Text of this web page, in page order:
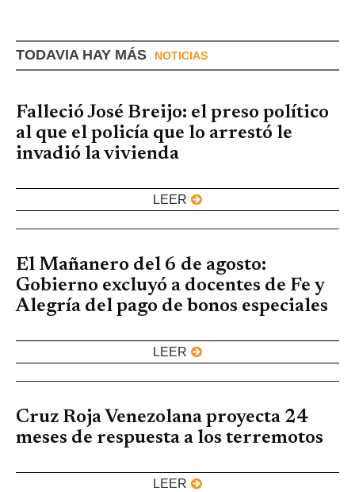
TODAVIA HAY MÁS NOTICIAS
Falleció José Breijo: el preso político
al que el policía que lo arrestó le
invadió la vivienda
LEER
El Mañanero del 6 de agosto:
Gobierno excluyó a docentes de Fe y
Alegría del pago de bonos especiales
LEER
Cruz Roja Venezolana proyecta 24
meses de respuesta a los terremotos
LEER